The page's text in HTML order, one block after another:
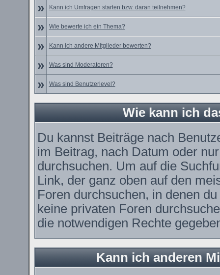
» Kann ich Umfragen starten bzw. daran teilnehmen?
» Wie bewerte ich ein Thema?
» Kann ich andere Mitglieder bewerten?
» Was sind Moderatoren?
» Was sind Benutzerlevel?
Wie kann ich
Du kannst Beiträge nach
im Beitrag, nach Datum oder
durchsuchen. Um auf die
Link, der ganz oben auf den
Foren durchsuchen, in denen
keine privaten Foren
die notwendigen Rechte
Kann ich anderen